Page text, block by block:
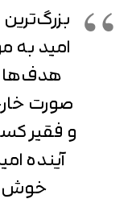
امید
هدف‌ها
صورت
و فقیر
آینده
خوش